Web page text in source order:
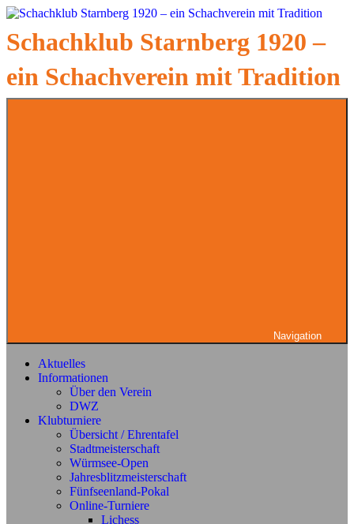
Zum
springen
Schachklub Starnberg 1920 –
ein Schachverein mit Tradition
Navigation
Aktuelles
Informationen
Über den Verein
DWZ
Klubturniere
Übersicht / Ehrentafel
Stadtmeisterschaft
Würmsee-Open
Jahresblitzmeisterschaft
Fünfseenland-Pokal
Online-Turniere
Lichess